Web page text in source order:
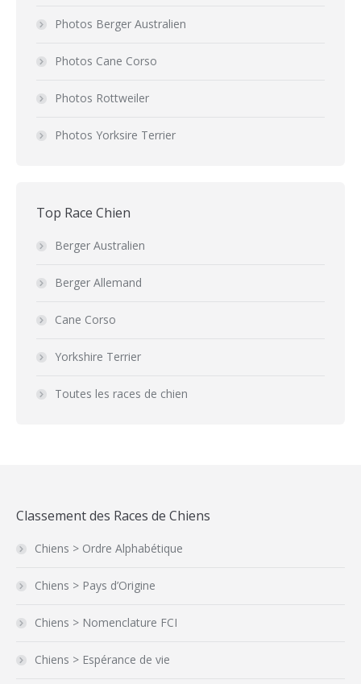
Photos Berger Australien
Photos Cane Corso
Photos Rottweiler
Photos Yorksire Terrier
Top Race Chien
Berger Australien
Berger Allemand
Cane Corso
Yorkshire Terrier
Toutes les races de chien
Classement des Races de Chiens
Chiens > Ordre Alphabétique
Chiens > Pays d’Origine
Chiens > Nomenclature FCI
Chiens > Espérance de vie